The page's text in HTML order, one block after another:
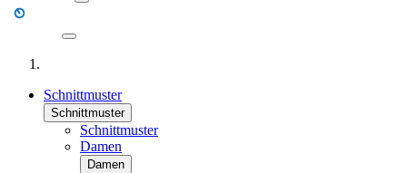
Schnittmuster
Schnittmuster
Schnittmuster
Damen
Damen